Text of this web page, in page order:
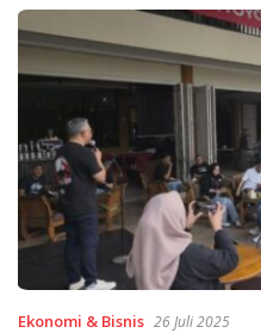
Ekonomi & Bisnis 26 Juli 2025